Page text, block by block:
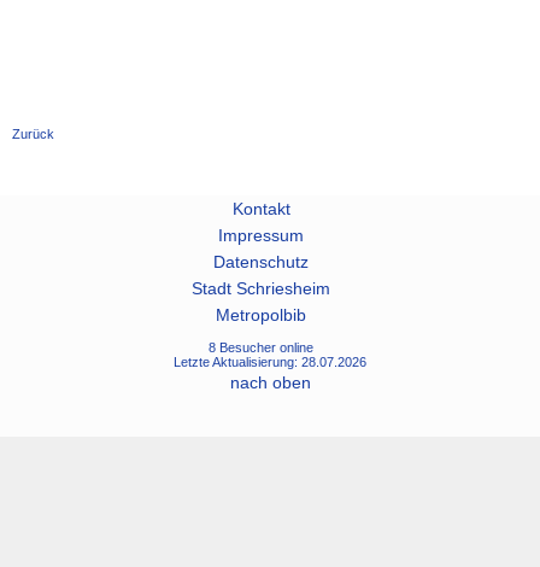
Zurück
Kontakt
Impressum
Datenschutz
Stadt Schriesheim
Metropolbib
8 Besucher online
Letzte Aktualisierung: 28.07.2026
nach oben